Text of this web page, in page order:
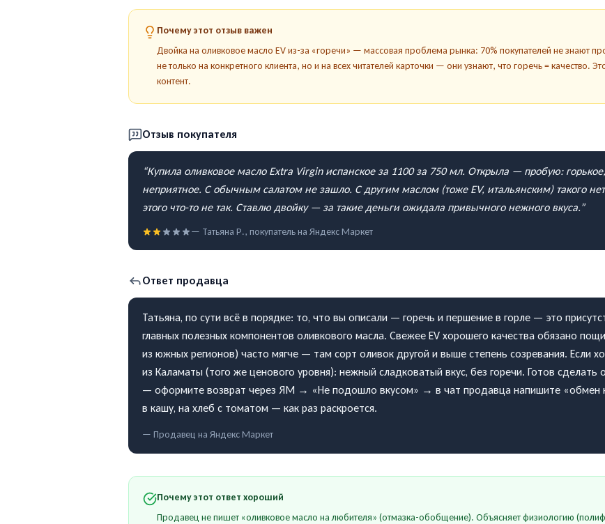
Почему этот отзыв важен
Двойка на оливковое масло EV из-за «горечи» — массовая проблема рынка: 70% покупателей не знают
не только на конкретного клиента, но и на всех читателей карточки — они узнают, что горечь = качество.
контент.
Отзыв покупателя
“Купила оливковое масло Extra Virgin испанское за 1100 за 750 мл. Открыла — пробую:
неприятное. С обычным салатом не зашло. С другим маслом (тоже EV, итальянским) такого
этого что-то не так. Ставлю двойку — за такие деньги ожидала привычного нежного вкуса.”
— Татьяна Р., покупатель на Яндекс Маркет
Ответ продавца
Татьяна, по сути всё в порядке: то, что вы описали — горечь и першение в горле — это
главных полезных компонентов оливкового масла. Свежее EV хорошего качества обязано
из южных регионов) часто мягче — там сорт оливок другой и выше степень созревания. Если
из Каламаты (того же ценового уровня): нежный сладковатый вкус, без горечи. Готов
— оформите возврат через ЯМ → «Не подошло вкусом» → в чат продавца напишите «обмен
в кашу, на хлеб с томатом — как раз раскроется.
— Продавец на Яндекс Маркет
Почему этот ответ хороший
Продавец не пишет «оливковое масло на любителя» (отмазка-обобщение). Объясняет физиологию